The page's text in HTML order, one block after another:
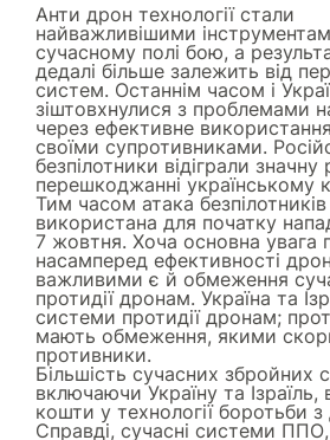
Анти дрон технології стали
найважливішими
сучасному полі бою, а
дедалі більше залежить від
систем. Останнім часом і
зіштовхнулися з проблемами
через ефективне
своїми супротивниками.
безпілотники відіграли значну
перешкоджанні українському
Тим часом атака
використана для початку
7 жовтня. Хоча основна увага
насамперед ефективності
важливими є й обмеження
протидії дронам. Україна та
системи протидії дронам;
мають обмеження, якими
противники.
Більшість сучасних збройних
включаючи Україну та Ізраїль,
кошти у технології боротьби
Справді, сучасні системи ППО,